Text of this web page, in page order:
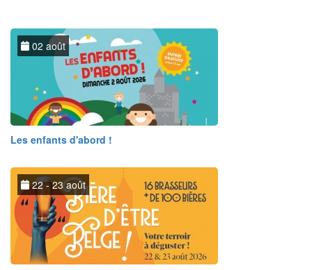
02 août
Les enfants d'abord !
22 - 23 août